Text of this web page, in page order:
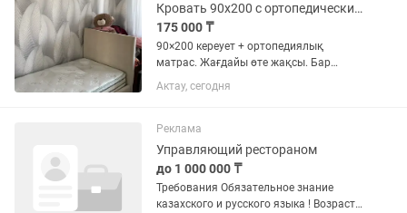
Кровать 90х200 с ортопедическим матрасом, состояние отличное
175 000 ₸
90×200 кереует + ортопедиялық
матрас. Жағдайы өте жақсы. Бар
болғаны 5–6 ай ғана қолданылған.
Матрас таза, дақсыз. Матрастың
алынбаған. Көп қолданылмаған, ешкім
тұрақты...
Актау, сегодня
Реклама
Управляющий рестораном
до 1 000 000 ₸
Требования Обязательное знание
казахского и русского языка ! Возраст